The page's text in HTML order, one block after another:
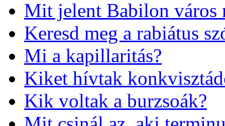
Mit jelent Babilon város
Keresd meg a rabiátus
Mi a kapillaritás?
Kiket hívtak
Kik voltak a burzsoák?